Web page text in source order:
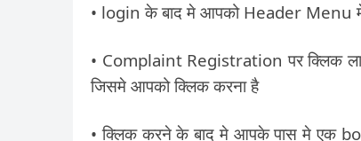
• login के बाद मे आपको Header Menu
• Complaint Registration पर क्लिक
जिसमे आपको क्लिक करना है
• क्लिक करने के बाद मे आपके पास मे एक